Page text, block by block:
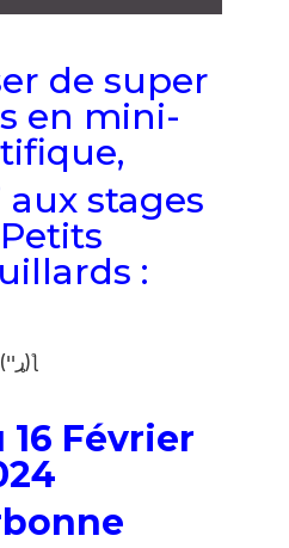
de super
en mini-
stages
:
ƪ(ړײ)‎ƪ​​
16 Février